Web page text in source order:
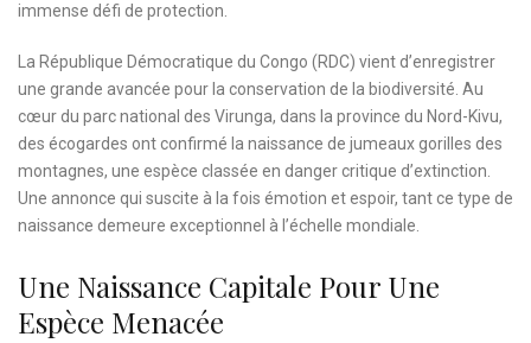
immense défi de protection.
La République Démocratique du Congo (RDC) vient d’enregistrer
une grande avancée pour la conservation de la biodiversité. Au
cœur du parc national des Virunga, dans la province du Nord-Kivu,
des écogardes ont confirmé la naissance de jumeaux gorilles des
montagnes, une espèce classée en danger critique d’extinction.
Une annonce qui suscite à la fois émotion et espoir, tant ce type de
naissance demeure exceptionnel à l’échelle mondiale.
Une Naissance Capitale Pour Une
Espèce Menacée